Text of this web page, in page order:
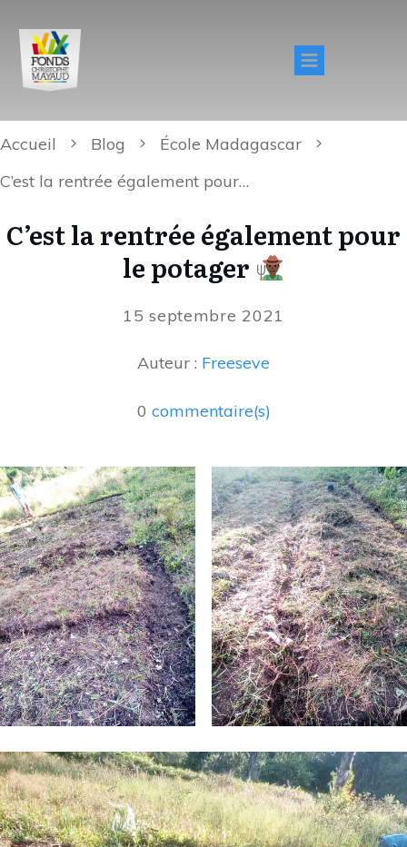
Accueil Blog
École Madagascar
C’est la rentrée également pour le potager
C’est la rentrée également pour
le potager
15 septembre 2021
Auteur : Freeseve
0 commentaire(s)